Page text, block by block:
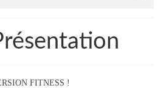
FITNESS !